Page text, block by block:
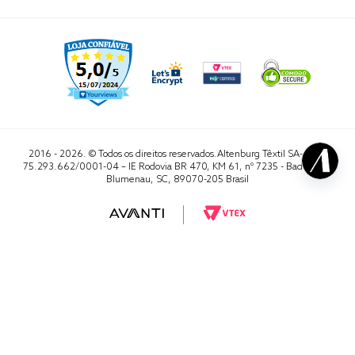
2016 - 2026. © Todos os direitos reservados.Altenburg Têxtil SA- CNPJ
75.293.662/0001-04 – IE Rodovia BR 470, KM 61, nº 7235 - Badenfurt,
Blumenau, SC, 89070-205 Brasil